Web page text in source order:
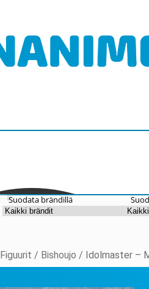
Suodata brändillä
Figuurit / Bishoujo / Idolmaster –